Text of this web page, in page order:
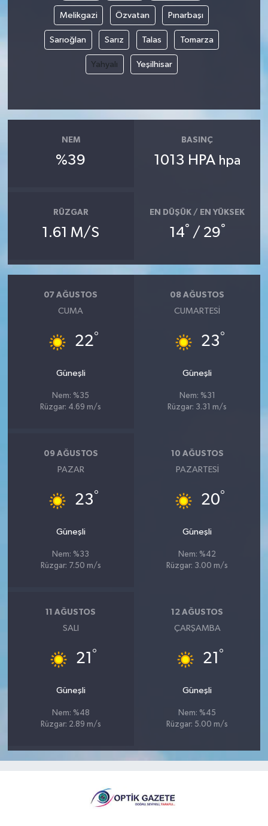
Melikgazi Özvatan Pınarbaşı
Sarıoğlan Sarız Talas Tomarza
Yahyalı Yeşilhisar
NEM
%39
BASINÇ
1013 HPA hpa
RÜZGAR
1.61 M/S
EN DÜŞÜK / EN YÜKSEK
14° / 29°
07 AĞUSTOS
CUMA
22°
Güneşli
Nem: %35
Rüzgar: 4.69 m/s
08 AĞUSTOS
CUMARTESI
23°
Güneşli
Nem: %31
Rüzgar: 3.31 m/s
09 AĞUSTOS
PAZAR
23°
Güneşli
Nem: %33
Rüzgar: 7.50 m/s
10 AĞUSTOS
PAZARTESI
20°
Güneşli
Nem: %42
Rüzgar: 3.00 m/s
11 AĞUSTOS
SALI
21 °
Güneşli
Nem: %48
Rüzgar: 2.89 m/s
12 AĞUSTOS
ÇARŞAMBA
21 °
Güneşli
Nem: %45
Rüzgar: 5.00 m/s